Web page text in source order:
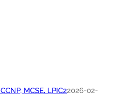
MCSE, LPIC22026-02-